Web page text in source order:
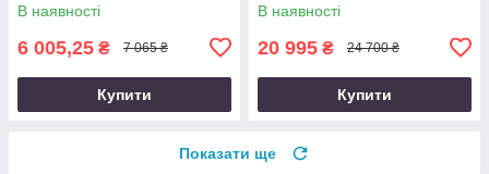
В наявності
6 005,25 ₴ 7 065 ₴
Купити
В наявності
20 995 ₴ 24 700 ₴
Купити
Показати ще